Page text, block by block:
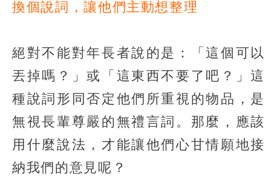
換個說詞，讓他們主動想整理
絕對不能對年長者說的是：「這個可以
丟掉嗎？」或「這東西不要了吧？」這
種說詞形同否定他們所重視的物品，是
無視長輩尊嚴的無禮言詞。那麼，應該
用什麼說法，才能讓他們心甘情願地接
納我們的意見呢？